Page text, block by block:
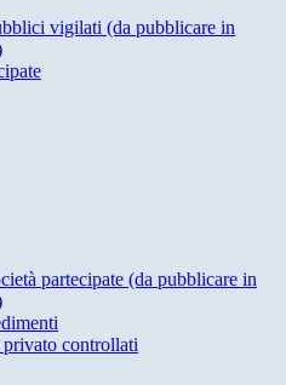
vigilati (da pubblicare in
partecipate (da pubblicare in
controllati